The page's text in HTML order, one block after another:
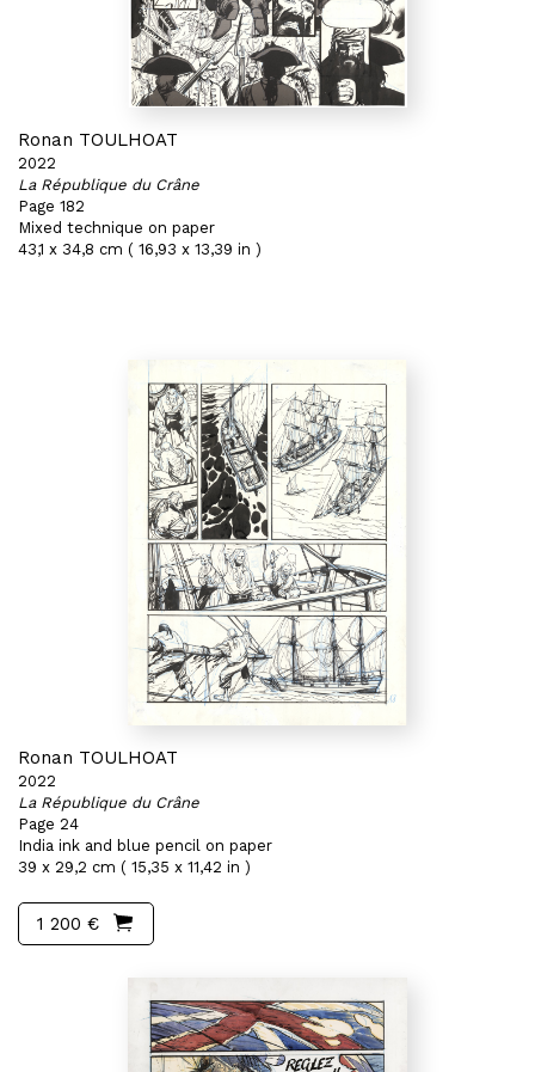
Ronan TOULHOAT
2022
La République du Crâne
Page 182
Mixed technique on paper
43,1 x 34,8 cm ( 16,93 x 13,39 in )
Ronan TOULHOAT
2022
La République du Crâne
Page 24
India ink and blue pencil on paper
39 x 29,2 cm ( 15,35 x 11,42 in )
1 200 €